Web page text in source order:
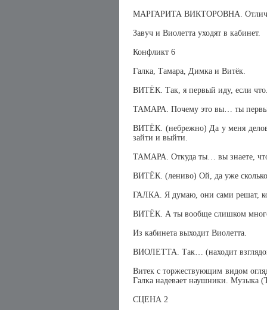
МАРГАРИТА ВИКТОРОВНА.
Завуч и Виолетта уходят в кабинет.
Конфликт 6
Галка, Тамара, Димка и Витёк.
ВИТЁК. Так, я первый иду, если
ТАМАРА. Почему это вы… ты
ВИТЁК. (небрежно) Да у меня
зайти и выйти.
ТАМАРА. Откуда ты… вы знаете,
ВИТЁК. (лениво) Ой, да уже
ГАЛКА. Я думаю, они сами решат,
ВИТЁК. А ты вообще слишком
Из кабинета выходит Виолетта.
ВИОЛЕТТА. Так… (находит
Витек с торжествующим видом
Галка надевает наушники. Музыка
СЦЕНА 2